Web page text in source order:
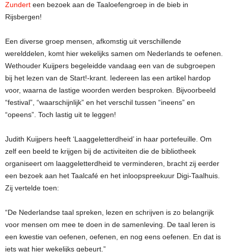
Zundert een bezoek aan de Taaloefengroep in de bieb in
Rijsbergen!
Een diverse groep mensen, afkomstig uit verschillende
werelddelen, komt hier wekelijks samen om Nederlands te oefenen.
Wethouder Kuijpers begeleidde vandaag een van de subgroepen
bij het lezen van de Start!-krant. Iedereen las een artikel hardop
voor, waarna de lastige woorden werden besproken. Bijvoorbeeld
“festival”, “waarschijnlijk” en het verschil tussen “ineens” en
“opeens”. Toch lastig uit te leggen!
Judith Kuijpers heeft ‘Laaggeletterdheid’ in haar portefeuille. Om
zelf een beeld te krijgen bij de activiteiten die de bibliotheek
organiseert om laaggeletterdheid te verminderen, bracht zij eerder
een bezoek aan het Taalcafé en het inloopspreekuur Digi-Taalhuis.
Zij vertelde toen:
“De Nederlandse taal spreken, lezen en schrijven is zo belangrijk
voor mensen om mee te doen in de samenleving. De taal leren is
een kwestie van oefenen, oefenen, en nog eens oefenen. En dat is
iets wat hier wekelijks gebeurt.”